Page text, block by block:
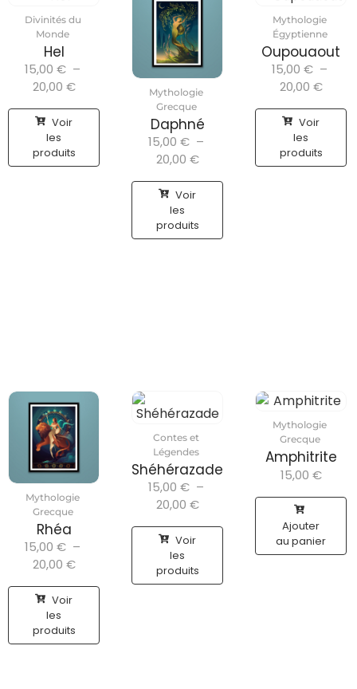
Divinités du
Monde
Hel
15,00 € –
20,00 €
Voir
les
produits
Mythologie
Grecque
Daphné
15,00 € –
20,00 €
Voir
les
produits
Mythologie
Égyptienne
Oupouaout
15,00 € –
20,00 €
Voir
les
produits
Mythologie
Grecque
Rhéa
15,00 € –
20,00 €
Voir
les
produits
Contes et
Légendes
Shéhérazade
15,00 € –
20,00 €
Voir
les
produits
Mythologie
Grecque
Amphitrite
15,00 €
Ajouter
au panier